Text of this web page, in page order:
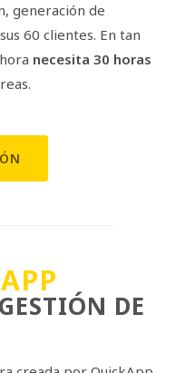
generación de
60 clientes. En tan
necesita 30 horas
DE